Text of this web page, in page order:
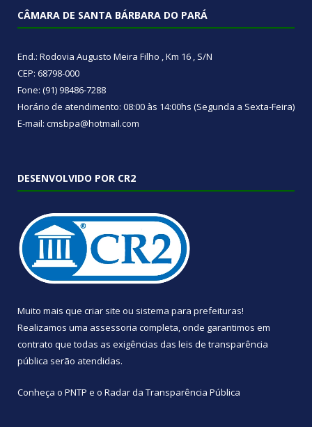
CÂMARA DE SANTA BÁRBARA DO PARÁ
End.: Rodovia Augusto Meira Filho , Km 16 , S/N
CEP: 68798-000
Fone: (91) 98486-7288
Horário de atendimento: 08:00 às 14:00hs (Segunda a Sexta-Feira)
E-mail: cmsbpa@hotmail.com
DESENVOLVIDO POR CR2
Muito mais que criar site ou sistema para prefeituras!
Realizamos uma assessoria completa, onde garantimos em
contrato que todas as exigências das leis de transparência
pública serão atendidas.
Conheça o PNTP e o Radar da Transparência Pública